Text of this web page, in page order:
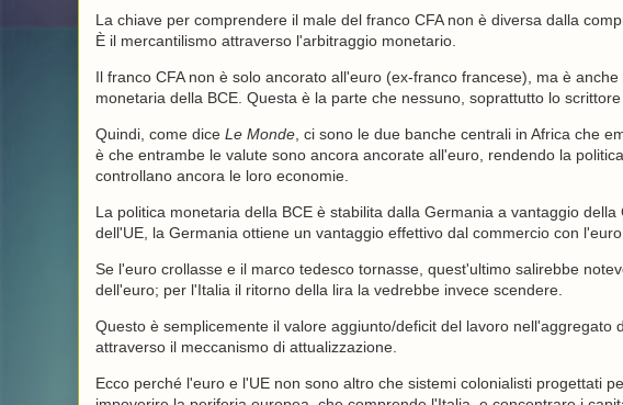
La chiave per comprendere il male del franco CFA non è diversa dalla
È il mercantilismo attraverso l'arbitraggio monetario.
Il franco CFA non è solo ancorato all'euro (ex-franco francese), ma è
monetaria della BCE. Questa è la parte che nessuno, soprattutto lo
Quindi, come dice Le Monde, ci sono le due banche centrali in Africa che
è che entrambe le valute sono ancora ancorate all'euro, rendendo la
controllano ancora le loro economie.
La politica monetaria della BCE è stabilita dalla Germania a vantaggio
dell'UE, la Germania ottiene un vantaggio effettivo dal commercio con
Se l'euro crollasse e il marco tedesco tornasse, quest'ultimo salirebbe
dell'euro; per l'Italia il ritorno della lira la vedrebbe invece scendere.
Questo è semplicemente il valore aggiunto/deficit del lavoro nell'aggregato
attraverso il meccanismo di attualizzazione.
Ecco perché l'euro e l'UE non sono altro che sistemi colonialisti progettati